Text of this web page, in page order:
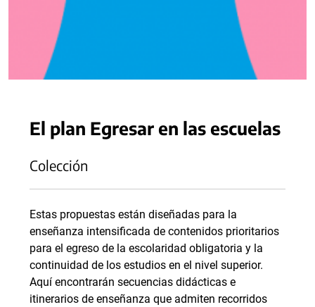
El plan Egresar en las escuelas
Colección
Estas propuestas están diseñadas para la
enseñanza intensificada de contenidos prioritarios
para el egreso de la escolaridad obligatoria y la
continuidad de los estudios en el nivel superior.
Aquí encontrarán secuencias didácticas e
itinerarios de enseñanza que admiten recorridos